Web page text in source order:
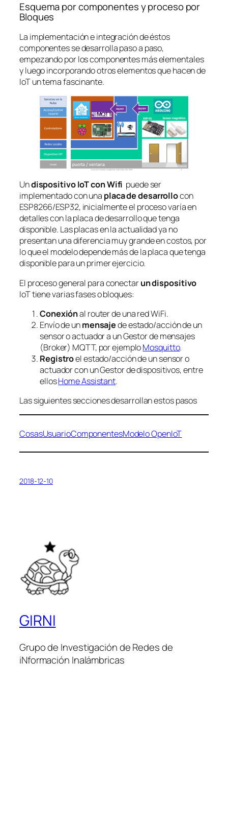
Esquema por componentes y proceso por
Bloques
La implementación e integración de éstos
componentes se desarrolla paso a paso,
empezando por los componentes más elementales
y luego incorporando otros elementos que hacen de
IoT un tema fascinante.
Undispositivo IoT con Wifi puede ser
implementado con una placa de desarrollocon
ESP8266/ESP32, inicialmente el proceso varía en
detalles con la placa de desarrollo que tenga
disponible. Las placas en la actualidad ya no
presentan una diferencia muy grande en costos, por
lo que el modelo depende más de la placa que tenga
disponible para un primer ejercicio.
El proceso general para conectarun dispositivo
IoT tiene varias fases o bloques:
Conexiónal router de una red WiFi.
Envío de unmensajede estado/acción de un
sensor o actuador a un Gestor de mensajes
(Broker) MQTT, por ejemploMosquitto.
Registroel estado/acción de un sensor o
actuador con un Gestor de dispositivos, entre
ellosHome Assistant.
Las siguientes secciones desarrollan estos pasos
CosasUsuarioComponentesModelo OpenIoT
2018-12-10
GIRNI
Grupo de Investigación de Redes de
iNformación Inalámbricas